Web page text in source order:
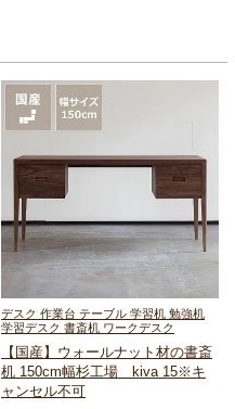
デスク 作業台 テーブル 学習机 勉強机
学習デスク 書斎机 ワークデスク
【国産】ウォールナット材の書斎
机 150cm幅杉工場 kiva 15※キ
ャンセル不可